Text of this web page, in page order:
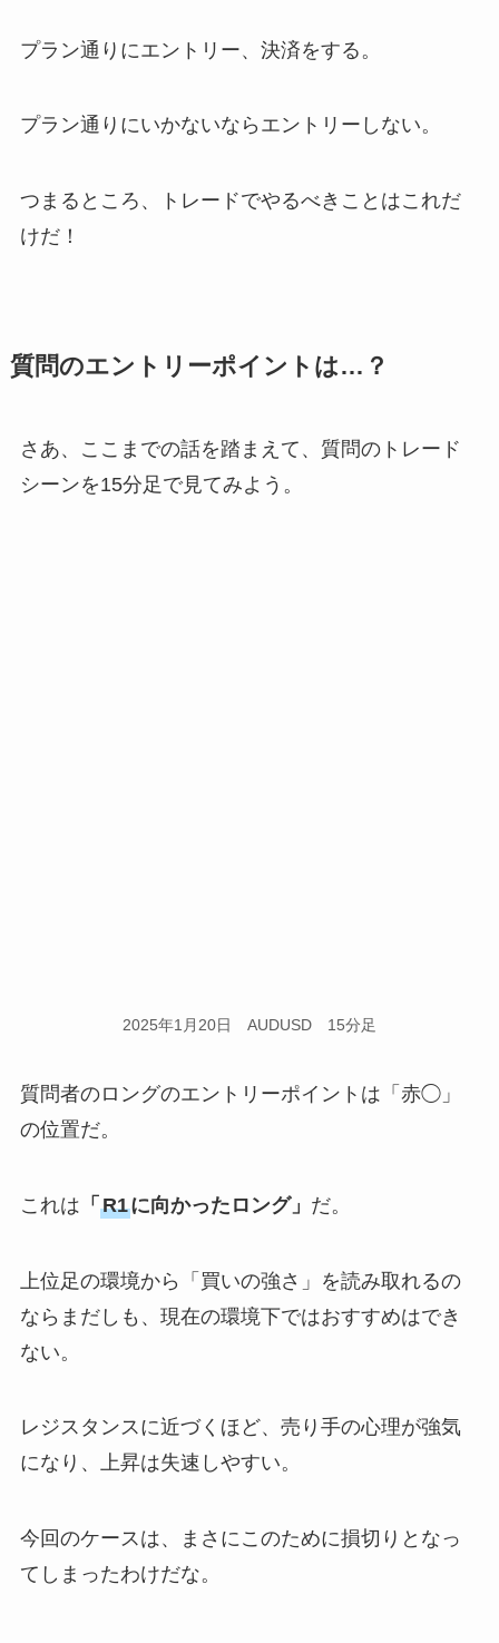
プラン通りにエントリー、決済をする。
プラン通りにいかないならエントリーしない。
つまるところ、トレードでやるべきことはこれだ
けだ！
質問のエントリーポイントは…？
さあ、ここまでの話を踏まえて、質問のトレード
シーンを15分足で見てみよう。
2025年1月20日 AUDUSD 15分足
質問者のロングのエントリーポイントは「赤◯」
の位置だ。
これは 「 R1に向かったロング」 だ。
上位足の環境から「買いの強さ」を読み取れるの
ならまだしも、現在の環境下ではおすすめはでき
ない。
レジスタンスに近づくほど、売り手の心理が強気
になり、上昇は失速しやすい。
今回のケースは、まさにこのために損切りとなっ
てしまったわけだな。